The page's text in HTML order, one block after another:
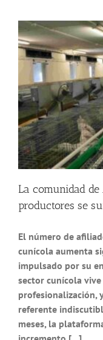
La comunidad
productores se
El número de
cunícola aumenta
impulsado por su
sector cunícola
profesionalización,
referente
meses, la